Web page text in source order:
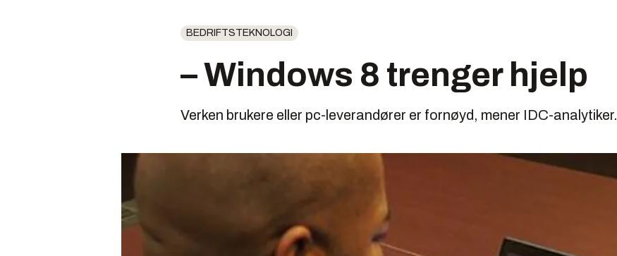
BEDRIFTSTEKNOLOGI
– Windows 8 trenger hjelp
Verken brukere eller pc-leverandører er fornøyd, mener IDC-analytiker.